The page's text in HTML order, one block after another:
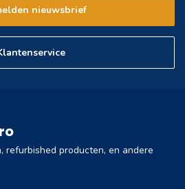
nieuwsbrief
refurbished producten, en andere